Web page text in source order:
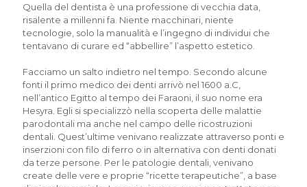
Quella del dentista è una professione di vecchia data,
risalente a millenni fa. Niente macchinari, niente
tecnologie, solo la manualità e l’ingegno di individui che
tentavano di curare ed “abbellire” l’aspetto estetico.
Facciamo un salto indietro nel tempo. Secondo alcune
fonti il primo medico dei denti arrivò nel 1600 a.C,
nell’antico Egitto al tempo dei Faraoni, il suo nome era
Hesyra. Egli si specializzò nella scoperta delle malattie
parodontali ma anche nel campo delle ricostruzioni
dentali. Quest’ultime venivano realizzate attraverso ponti e
inserzioni con filo di ferro o in alternativa con denti donati
da terze persone. Per le patologie dentali, venivano
create delle vere e proprie “ricette terapeutiche”, a base